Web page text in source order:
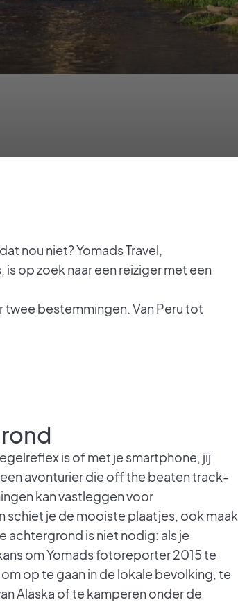
nou niet? Yomads Travel,
op zoek naar een reiziger met een
twee bestemmingen. Van Peru tot
is of met je smartphone, jij
avonturier die off the beaten track-
kan vastleggen voor
schiet je de mooiste plaatjes, ook maak
achtergrond is niet nodig: als je
om Yomads fotoreporter 2015 te
op te gaan in de lokale bevolking, te
Alaska of te kamperen onder de